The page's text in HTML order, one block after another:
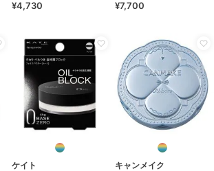
¥4,730 ¥7,700
ケイト キャンメイク